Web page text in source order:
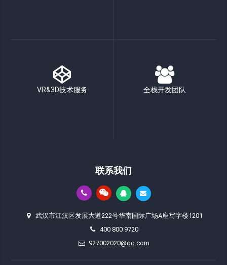
VR&3D技术服务 全栈开发团队
联系我们
武汉市江汉区发展大道222号华南国际广场A座写字楼1201
400 800 9720
927002020@qq.com